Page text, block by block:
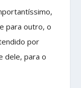
para outro, o
por
dele, para o